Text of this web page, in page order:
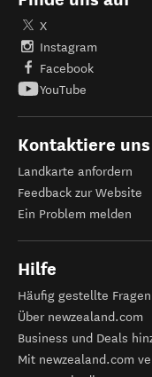
X
Instagram
Facebook
YouTube
Kontaktiere uns
Landkarte anfordern
Feedback zur Website
Ein Problem melden
Hilfe
Häufig gestellte Fragen
Über newzealand.com
Business und Deals
Mit newzealand.com